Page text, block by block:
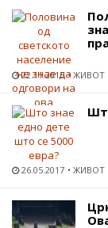
22.11.2015 ЖИВОТ
26.05.2017 ЖИВОТ